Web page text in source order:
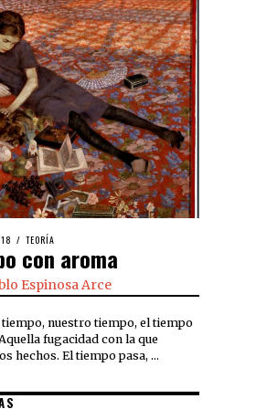
TEORÍA
con aroma
Espinosa Arce
nuestro tiempo, el tiempo
fugacidad con la que
hechos. El tiempo pasa, …